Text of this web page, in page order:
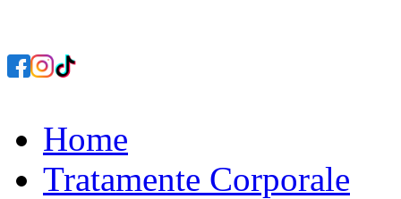
Home
Tratamente Corporale